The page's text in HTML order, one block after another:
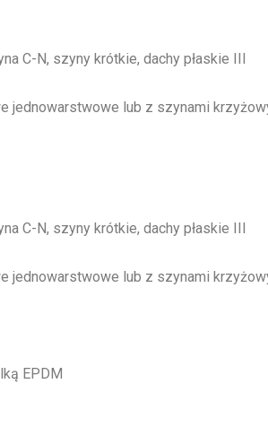
C-N, szyny krótkie, dachy płaskie III
jednowarstwowe lub z szynami
C-N, szyny krótkie, dachy płaskie III
jednowarstwowe lub z szynami
EPDM